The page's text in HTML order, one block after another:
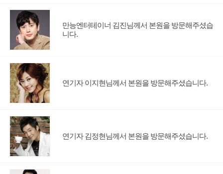
만능엔터테이너 김진님께서 본원을 방문해주셨습
니다.
연기자 이지현님께서 본원을 방문해주셨습니다.
연기자 김정현님께서 본원을 방문해주셨습니다.